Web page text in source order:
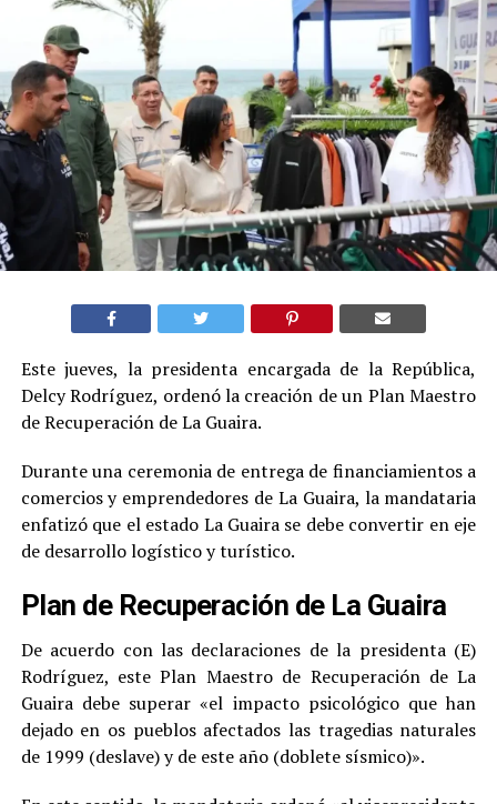
Este jueves, la presidenta encargada de la República,
Delcy Rodríguez, ordenó la creación de un Plan Maestro
de Recuperación de La Guaira.
Durante una ceremonia de entrega de financiamientos a
comercios y emprendedores de La Guaira, la mandataria
enfatizó que el estado La Guaira se debe convertir en eje
de desarrollo logístico y turístico.
Plan de Recuperación de La Guaira
De acuerdo con las declaraciones de la presidenta (E)
Rodríguez, este Plan Maestro de Recuperación de La
Guaira debe superar «el impacto psicológico que han
dejado en os pueblos afectados las tragedias naturales
de 1999 (deslave) y de este año (doblete sísmico)».